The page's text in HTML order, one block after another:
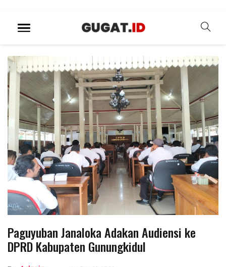
Paguyuban Janaloka Adakan Audiensi ke
DPRD Kabupaten Gunungkidul